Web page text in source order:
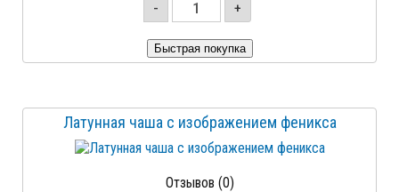
- +
Латунная чаша с изображением феникса
Отзывов (0)